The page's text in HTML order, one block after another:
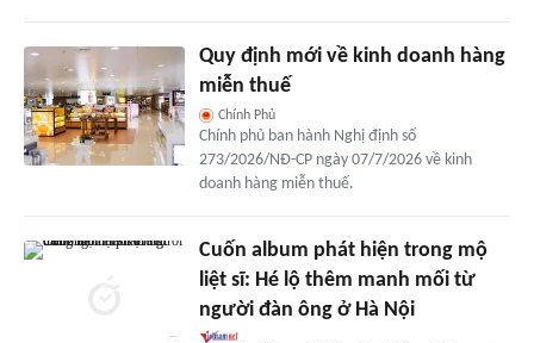
Quy định mới về kinh doanh hàng
miễn thuế
Chính Phủ
Chính phủ ban hành Nghị định số
273/2026/NĐ-CP ngày 07/7/2026 về kinh
doanh hàng miễn thuế.
Cuốn album phát hiện trong mộ
liệt sĩ: Hé lộ thêm manh mối từ
người đàn ông ở Hà Nội